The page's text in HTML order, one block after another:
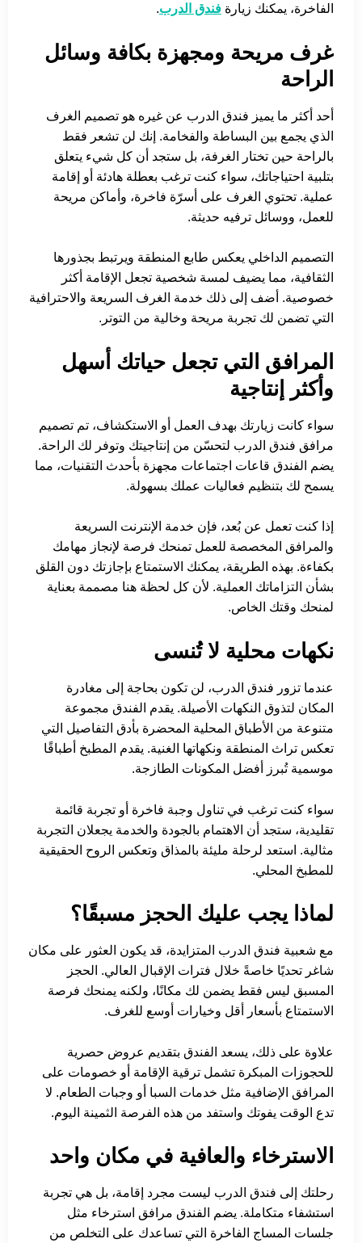
الفاخرة، يمكنك زيارة فندق الدرب.
غرف مريحة ومجهزة بكافة وسائل
الراحة
أحد أكثر ما يميز فندق الدرب عن غيره هو تصميم الغرف
الذي يجمع بين البساطة والفخامة. إنك لن تشعر فقط
بالراحة حين تختار الغرفة، بل ستجد أن كل شيء يتعلق
بتلبية احتياجاتك، سواء كنت ترغب بعطلة هادئة أو إقامة
عملية. تحتوي الغرف على أسرّة فاخرة، وأماكن مريحة
للعمل، ووسائل ترفيه حديثة.
التصميم الداخلي يعكس طابع المنطقة ويرتبط بجذورها
الثقافية، مما يضيف لمسة شخصية تجعل الإقامة أكثر
خصوصية. أضف إلى ذلك خدمة الغرف السريعة والاحترافية
التي تضمن لك تجربة مريحة وخالية من التوتر.
المرافق التي تجعل حياتك أسهل
وأكثر إنتاجية
سواء كانت زيارتك بهدف العمل أو الاستكشاف، تم تصميم
مرافق فندق الدرب لتحسّن من إنتاجيتك وتوفر لك الراحة.
يضم الفندق قاعات اجتماعات مجهزة بأحدث التقنيات، مما
يسمح لك بتنظيم فعاليات عملك بسهولة.
إذا كنت تعمل عن بُعد، فإن خدمة الإنترنت السريعة
والمرافق المخصصة للعمل تمنحك فرصة لإنجاز مهامك
بكفاءة. بهذه الطريقة، يمكنك الاستمتاع بإجازتك دون القلق
بشأن التزاماتك العملية. لأن كل لحظة هنا مصممة بعناية
لمنحك وقتك الخاص.
نكهات محلية لا تُنسى
عندما تزور فندق الدرب، لن تكون بحاجة إلى مغادرة
المكان لتذوق النكهات الأصيلة. يقدم الفندق مجموعة
متنوعة من الأطباق المحلية المحضرة بأدق التفاصيل التي
تعكس تراث المنطقة ونكهاتها الغنية. يقدم المطبخ أطباقًا
موسمية تُبرز أفضل المكونات الطازجة.
سواء كنت ترغب في تناول وجبة فاخرة أو تجربة قائمة
تقليدية، ستجد أن الاهتمام بالجودة والخدمة يجعلان التجربة
مثالية. استعد لرحلة مليئة بالمذاق وتعكس الروح الحقيقية
للمطبخ المحلي.
لماذا يجب عليك الحجز مسبقًا؟
مع شعبية فندق الدرب المتزايدة، قد يكون العثور على مكان
شاغر تحديًا خاصةً خلال فترات الإقبال العالي. الحجز
المسبق ليس فقط يضمن لك مكانًا، ولكنه يمنحك فرصة
الاستمتاع بأسعار أقل وخيارات أوسع للغرف.
علاوة على ذلك، يسعد الفندق بتقديم عروض حصرية
للحجوزات المبكرة تشمل ترقية الإقامة أو خصومات على
المرافق الإضافية مثل خدمات السبا أو وجبات الطعام. لا
تدع الوقت يفوتك واستفد من هذه الفرصة الثمينة اليوم.
الاسترخاء والعافية في مكان واحد
رحلتك إلى فندق الدرب ليست مجرد إقامة، بل هي تجربة
استشفاء متكاملة. يضم الفندق مرافق استرخاء مثل
جلسات المساج الفاخرة التي تساعدك على التخلص من